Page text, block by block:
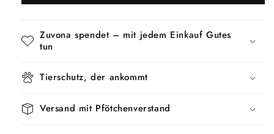
Atemspray Atemspray
Zuvona spendet – mit jedem Einkauf Gutes
tun
Tierschutz, der ankommt
Versand mit Pfötchenverstand